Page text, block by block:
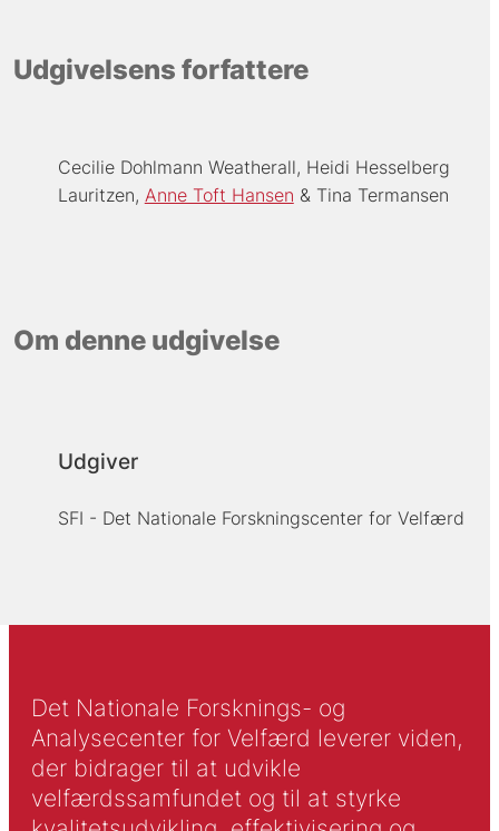
Udgivelsens forfattere
Cecilie Dohlmann Weatherall Heidi Hesselberg
Lauritzen Anne Toft Hansen Tina Termansen
Om denne udgivelse
Udgiver
SFI - Det Nationale Forskningscenter for Velfærd
Det Nationale Forsknings- og
Analysecenter for Velfærd leverer viden,
der bidrager til at udvikle
velfærdssamfundet og til at styrke